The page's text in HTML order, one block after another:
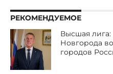
РЕКОМЕНДУЕМОЕ
Высшая
Новгорода
городов